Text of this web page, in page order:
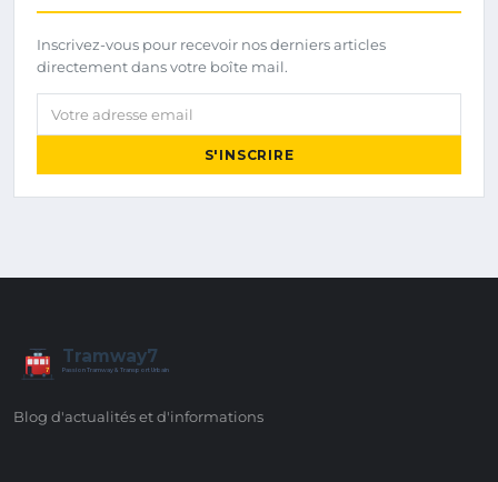
Inscrivez-vous pour recevoir nos derniers articles
directement dans votre boîte mail.
Votre adresse email
S'INSCRIRE
7
Tramway7
Passion Tramway & Transport Urbain
Blog d'actualités et d'informations